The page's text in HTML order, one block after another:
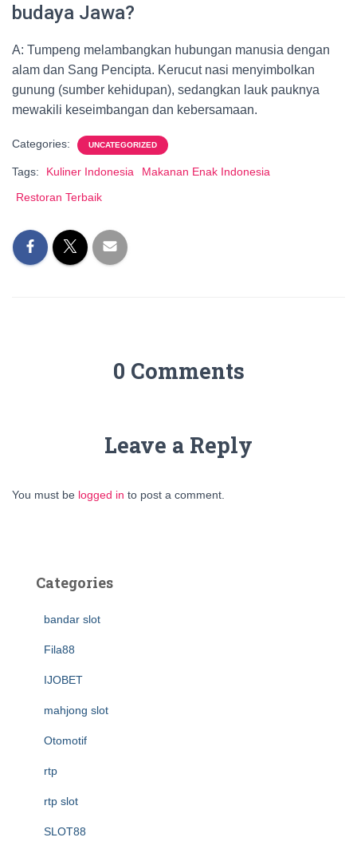
budaya Jawa?
A: Tumpeng melambangkan hubungan manusia dengan
alam dan Sang Pencipta. Kerucut nasi menyimbolkan
gunung (sumber kehidupan), sedangkan lauk pauknya
mewakili keseimbangan dan kebersamaan.
Categories: UNCATEGORIZED
Tags: Kuliner Indonesia
Makanan Enak Indonesia
Restoran Terbaik
0 Comments
Leave a Reply
You must be logged in to post a comment.
Categories
bandar slot
Fila88
IJOBET
mahjong slot
Otomotif
rtp
rtp slot
SLOT88